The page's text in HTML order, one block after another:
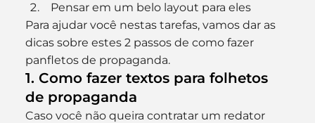
Pensar em um belo layout para eles
Para ajudar você nestas tarefas, vamos dar as
dicas sobre estes 2 passos de como fazer
panfletos de propaganda.
1. Como fazer textos para folhetos
de propaganda
Caso você não queira contratar um redator